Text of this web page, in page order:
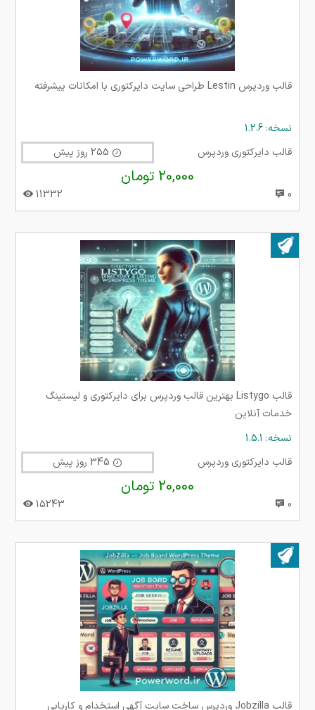
قالب وردپرس Lestin طراحی سایت دایرکتوری با امکانات پیشرفته
نسخه: 1.2.6
قالب دایرکتوری وردپرس
20,000 تومان
0
11332
بروز شده در ۰۴ شهریور ۱۴۰۴
قالب Listygo بهترین قالب وردپرس برای دایرکتوری و لیستینگ
خدمات آنلاین
نسخه: 1.5.1
قالب دایرکتوری وردپرس
20,000 تومان
0
15243
بروز شده در ۱۱ فروردین ۱۴۰۴
قالب Jobzilla وردپرس ساخت سایت آگهی استخدام و کاریابی